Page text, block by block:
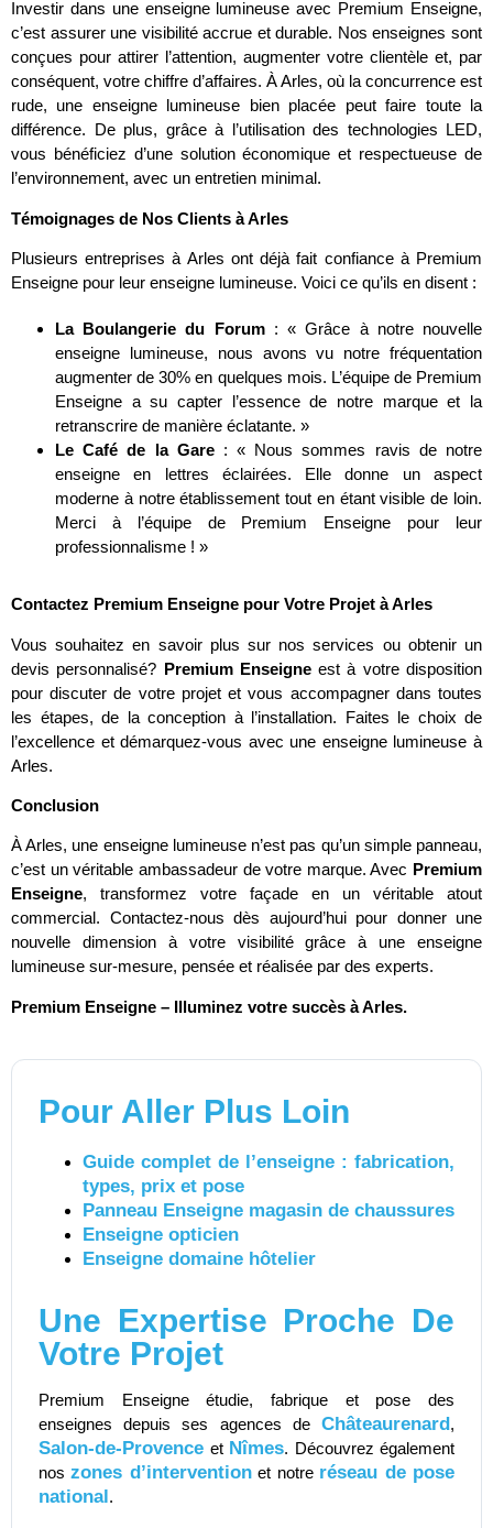
Investir dans une enseigne lumineuse avec Premium Enseigne,
c’est assurer une visibilité accrue et durable. Nos enseignes sont
conçues pour attirer l’attention, augmenter votre clientèle et, par
conséquent, votre chiffre d’affaires. À Arles, où la concurrence est
rude, une enseigne lumineuse bien placée peut faire toute la
différence. De plus, grâce à l’utilisation des technologies LED,
vous bénéficiez d’une solution économique et respectueuse de
l’environnement, avec un entretien minimal.
Témoignages de Nos Clients à Arles
Plusieurs entreprises à Arles ont déjà fait confiance à Premium
Enseigne pour leur enseigne lumineuse. Voici ce qu’ils en disent :
La Boulangerie du Forum: « Grâce à notre nouvelle
enseigne lumineuse, nous avons vu notre fréquentation
augmenter de 30% en quelques mois. L’équipe de Premium
Enseigne a su capter l’essence de notre marque et la
retranscrire de manière éclatante. »
Le Café de la Gare: « Nous sommes ravis de notre
enseigne en lettres éclairées. Elle donne un aspect
moderne à notre établissement tout en étant visible de loin.
Merci à l’équipe de Premium Enseigne pour leur
professionnalisme ! »
Contactez Premium Enseigne pour Votre Projet à Arles
Vous souhaitez en savoir plus sur nos services ou obtenir un
devis personnalisé? Premium Enseigneest à votre disposition
pour discuter de votre projet et vous accompagner dans toutes
les étapes, de la conception à l’installation. Faites le choix de
l’excellence et démarquez-vous avec une enseigne lumineuse à
Arles.
Conclusion
À Arles, une enseigne lumineuse n’est pas qu’un simple panneau,
c’est un véritable ambassadeur de votre marque. Avec Premium
Enseigne, transformez votre façade en un véritable atout
commercial. Contactez-nous dès aujourd’hui pour donner une
nouvelle dimension à votre visibilité grâce à une enseigne
lumineuse sur-mesure, pensée et réalisée par des experts.
Premium Enseigne – Illuminez votre succès à Arles.
Pour Aller Plus Loin
Guide complet de l’enseigne : fabrication,
types, prix et pose
Panneau Enseigne magasin de chaussures
Enseigne opticien
Enseigne domaine hôtelier
Une Expertise Proche De
Votre Projet
Premium Enseigne étudie, fabrique et pose des
enseignes depuis ses agences de Châteaurenard,
Salon-de-Provence et Nîmes. Découvrez également
noszones d’interventionet notre réseau de pose
national.